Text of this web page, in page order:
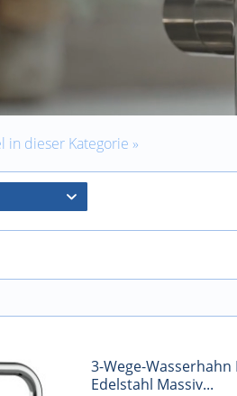
in dieser Kategorie »
3-Wege-Wasserhahn
Edelstahl Massiv...